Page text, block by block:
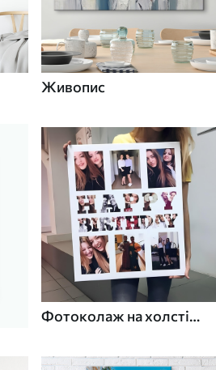
Живопис
Фотоколаж на холсті